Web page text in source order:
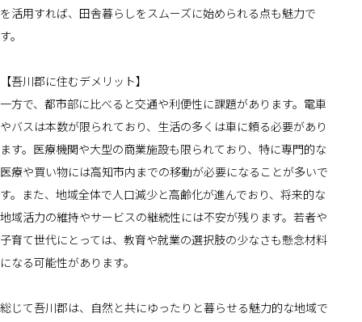
を活用すれば、田舎暮らしをスムーズに始められる点も魅力で
す。
【吾川郡に住むデメリット】
一方で、都市部に比べると交通や利便性に課題があります。電車
やバスは本数が限られており、生活の多くは車に頼る必要があり
ます。医療機関や大型の商業施設も限られており、特に専門的な
医療や買い物には高知市内までの移動が必要になることが多いで
す。また、地域全体で人口減少と高齢化が進んでおり、将来的な
地域活力の維持やサービスの継続性には不安が残ります。若者や
子育て世代にとっては、教育や就業の選択肢の少なさも懸念材料
になる可能性があります。
総じて吾川郡は、自然と共にゆったりと暮らせる魅力的な地域で